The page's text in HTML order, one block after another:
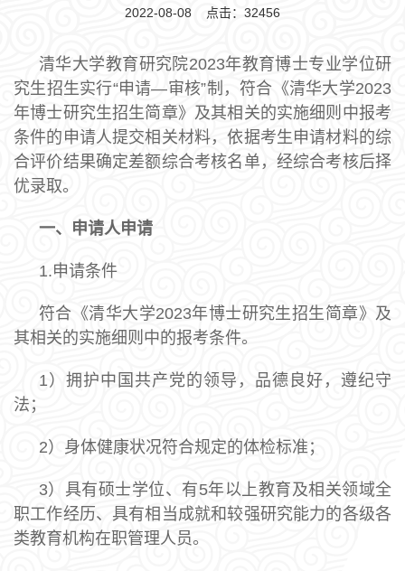
2022-08-08 点击： 32456
清华大学教育研究院2023年教育博士专业学位研
究生招生实行“申请―审核”制，符合《清华大学2023
年博士研究生招生简章》及其相关的实施细则中报考
条件的申请人提交相关材料，依据考生申请材料的综
合评价结果确定差额综合考核名单，经综合考核后择
优录取。
一、申请人申请
1.申请条件
符合《清华大学2023年博士研究生招生简章》及
其相关的实施细则中的报考条件。
1）拥护中国共产党的领导，品德良好，遵纪守
法；
2）身体健康状况符合规定的体检标准；
3）具有硕士学位、有5年以上教育及相关领域全
职工作经历、具有相当成就和较强研究能力的各级各
类教育机构在职管理人员。